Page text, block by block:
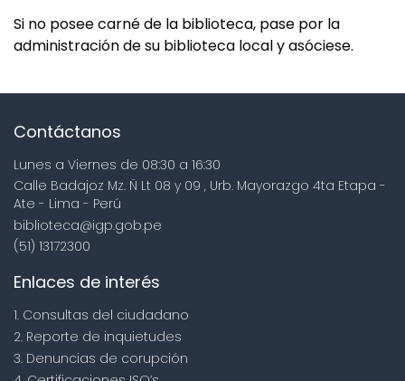
Si no posee carné de la biblioteca, pase por la
administración de su biblioteca local y asóciese.
Contáctanos
Lunes a Viernes de 08:30 a 16:30
Calle Badajoz Mz. Ñ Lt 08 y 09 , Urb. Mayorazgo 4ta Etapa -
Ate - Lima - Perú
biblioteca@igp.gob.pe
(51) 13172300
Enlaces de interés
1. Consultas del ciudadano
2. Reporte de inquietudes
3. Denuncias de corupción